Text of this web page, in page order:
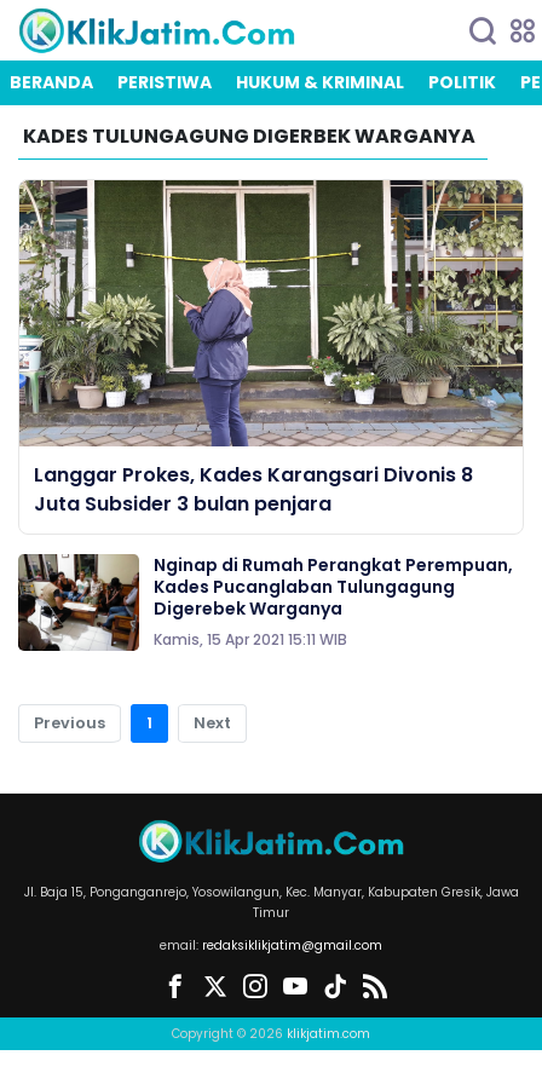
BERANDA PERISTIWA HUKUM & KRIMINAL POLITIK
KADES TULUNGAGUNG DIGERBEK WARGANYA
Langgar Prokes, Kades Karangsari Divonis 8
Juta Subsider 3 bulan penjara
Nginap di Rumah Perangkat Perempuan,
Kades Pucanglaban Tulungagung
Digerebek Warganya
Kamis, 15 Apr 2021 15:11 WIB
Previous 1 Next
Jl. Baja 15, Ponganganrejo, Yosowilangun, Kec. Manyar, Kabupaten Gresik, Jawa
Timur
email: redaksiklikjatim@gmail.com
Copyright © 2026 klikjatim.com